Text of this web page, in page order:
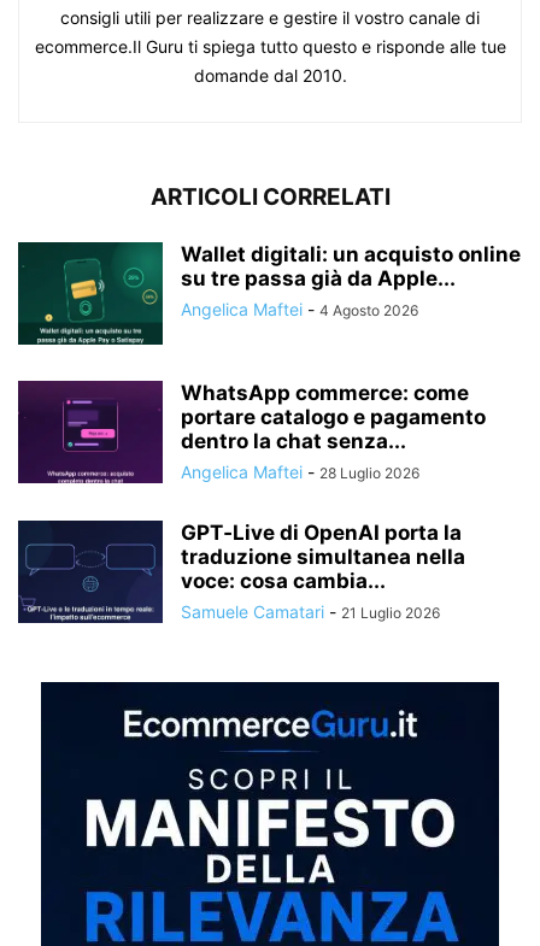
consigli utili per realizzare e gestire il vostro canale di
ecommerce.Il Guru ti spiega tutto questo e risponde alle tue
domande dal 2010.
ARTICOLI CORRELATI
Wallet digitali: un acquisto online
su tre passa già da Apple...
Angelica Maftei - 4 Agosto 2026
WhatsApp commerce: come
portare catalogo e pagamento
dentro la chat senza...
Angelica Maftei - 28 Luglio 2026
GPT‑Live di OpenAI porta la
traduzione simultanea nella
voce: cosa cambia...
Samuele Camatari - 21 Luglio 2026